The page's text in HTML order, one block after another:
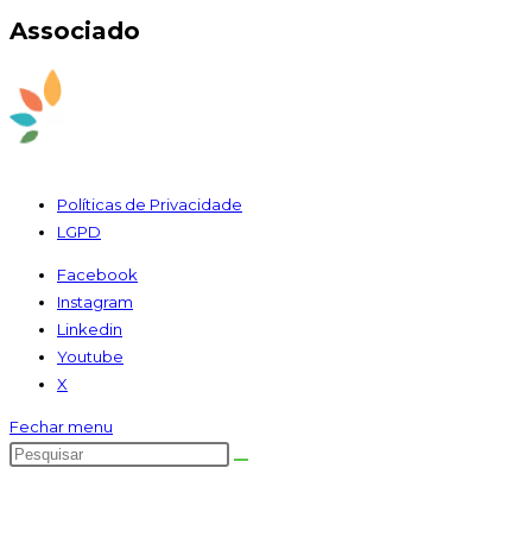
Associado
Políticas de Privacidade
LGPD
Facebook
Instagram
Linkedin
Youtube
X
Fechar menu